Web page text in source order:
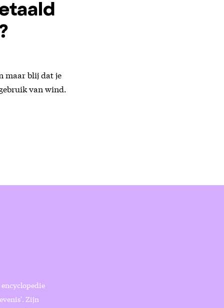
maar blij dat je
van wind.
Zijn